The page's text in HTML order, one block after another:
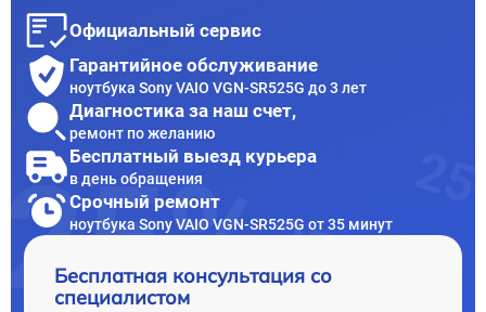
Официальный сервис
Гарантийное обслуживание
ноутбука Sony VAIO VGN-SR525G до 3 лет
Диагностика за наш счет,
ремонт по желанию
Бесплатный выезд курьера
в день обращения
Срочный ремонт
ноутбука Sony VAIO VGN-SR525G от 35 минут
Бесплатная консультация со
специалистом